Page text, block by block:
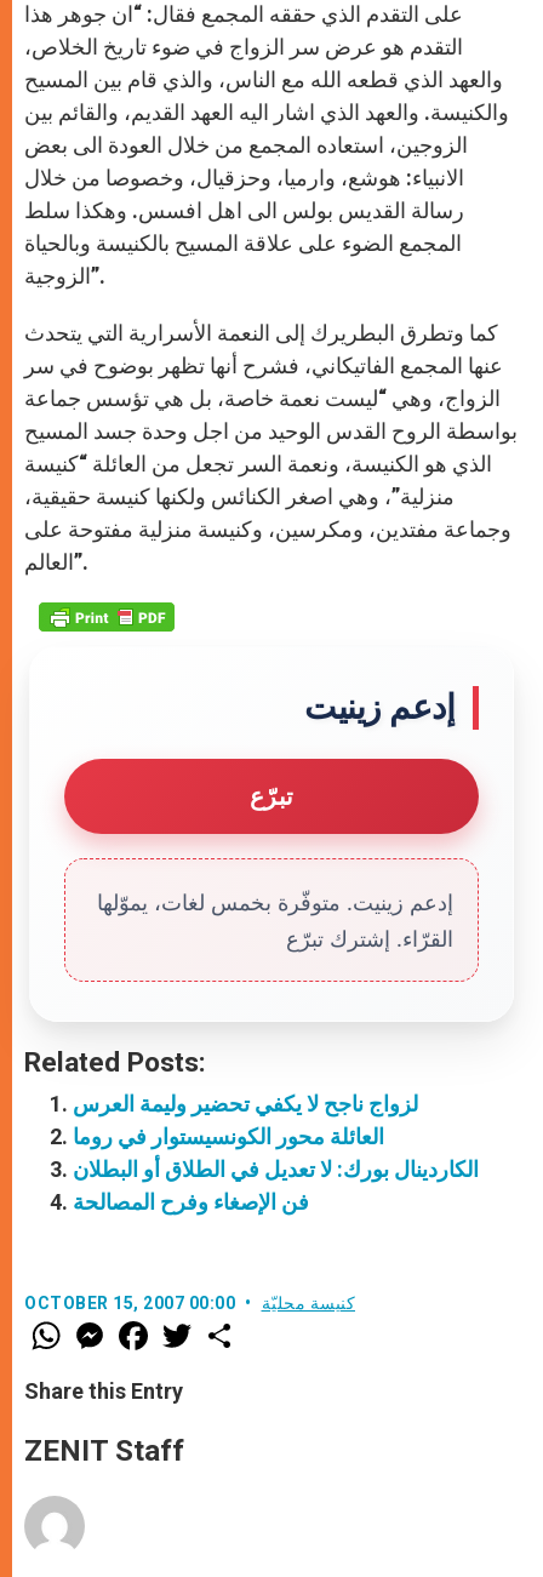
على التقدم الذي حققه المجمع فقال: “ان جوهر هذا
التقدم هو عرض سر الزواج في ضوء تاريخ الخلاص،
والعهد الذي قطعه الله مع الناس، والذي قام بين المسيح
والكنيسة. والعهد الذي اشار اليه العهد القديم، والقائم بين
الزوجين، استعاده المجمع من خلال العودة الى بعض
الانبياء: هوشع، وارميا، وحزقيال، وخصوصا من خلال
رسالة القديس بولس الى اهل افسس. وهكذا سلط
المجمع الضوء على علاقة المسيح بالكنيسة وبالحياة
الزوجية”.
كما وتطرق البطريرك إلى النعمة الأسرارية التي يتحدث
عنها المجمع الفاتيكاني، فشرح أنها تظهر بوضوح في سر
الزواج، وهي “ليست نعمة خاصة، بل هي تؤسس جماعة
بواسطة الروح القدس الوحيد من اجل وحدة جسد المسيح
الذي هو الكنيسة، ونعمة السر تجعل من العائلة “كنيسة
منزلية”، وهي اصغر الكنائس ولكنها كنيسة حقيقية،
وجماعة مفتدين، ومكرسين، وكنيسة منزلية مفتوحة على
العالم”.
إدعم زينيت
تبرّع
إدعم زينيت. متوفّرة بخمس لغات، يموّلها
القرّاء. إشترك تبرّع
Related Posts:
لزواج ناجح لا يكفي تحضير وليمة العرس
العائلة محور الكونسيستوار في روما
الكاردينال بورك: لا تعديل في الطلاق أو البطلان
فن الإصغاء وفرح المصالحة
OCTOBER 15, 2007 00:00 كنيسة محليّة
W
h
t
s
p
p
M
e
s
e
g
e
F
a
e
b
o
k
w
Share this Entry
ZENIT Staff